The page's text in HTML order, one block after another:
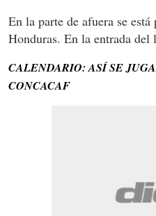
En la parte de afuera se
Honduras. En la entrada del
CALENDARIO: ASÍ SE
CONCACAF